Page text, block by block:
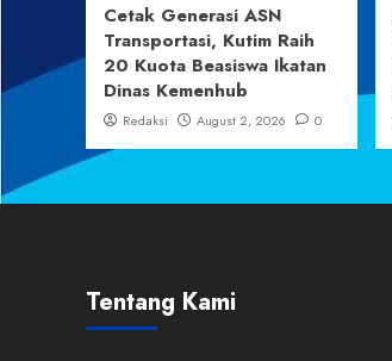
Cetak Generasi ASN
Transportasi, Kutim Raih
20 Kuota Beasiswa Ikatan
Dinas Kemenhub
Redaksi August 2, 2026 0
Tentang Kami